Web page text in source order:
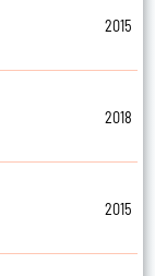
2015
2018
2015